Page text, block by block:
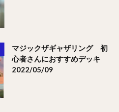
マジックザギャザリング 初
心者さんにおすすめデッキ
2022/05/09